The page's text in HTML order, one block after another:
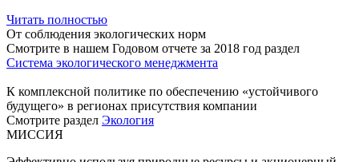
Читать полностью
От соблюдения экологических норм
Смотрите в нашем Годовом отчете за 2018 год раздел
Система экологического менеджмента
К комплексной политике по обеспечению «устойчивого
будущего» в регионах присутствия компании
Смотрите раздел Экология
МИССИЯ